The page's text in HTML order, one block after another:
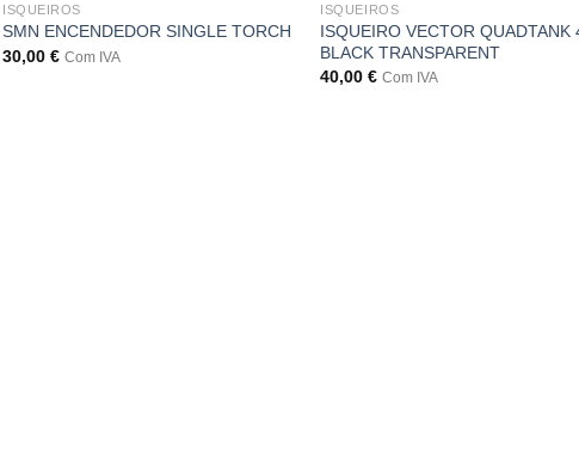
ISQUEIROS
SMN ENCENDEDOR SINGLE TORCH
30,00€ Com IVA
ISQUEIROS
ISQUEIRO VECTOR QUADTANK
BLACK TRANSPARENT
40,00€ Com IVA